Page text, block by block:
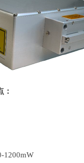
：
1200mW